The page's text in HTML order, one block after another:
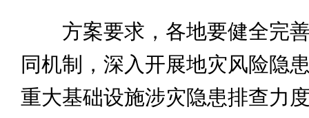
方案要求，各地要健全完善
同机制，深入开展地灾风险隐
重大基础设施涉灾隐患排查力